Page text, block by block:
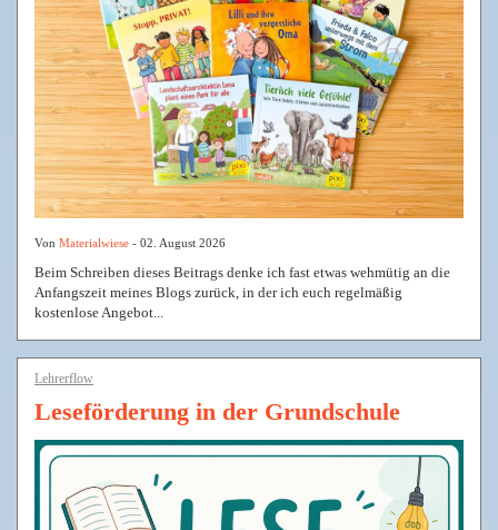
Von Materialwiese - 02. August 2026
Beim Schreiben dieses Beitrags denke ich fast etwas wehmütig an die
Anfangszeit meines Blogs zurück, in der ich euch regelmäßig
kostenlose Angebot...
Lehrerflow
Leseförderung in der Grundschule